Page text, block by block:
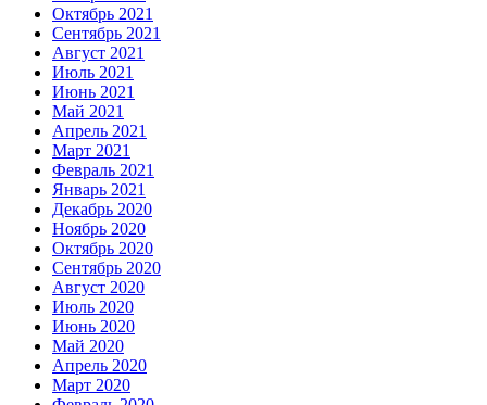
Октябрь 2021
Сентябрь 2021
Август 2021
Июль 2021
Июнь 2021
Май 2021
Апрель 2021
Март 2021
Февраль 2021
Январь 2021
Декабрь 2020
Ноябрь 2020
Октябрь 2020
Сентябрь 2020
Август 2020
Июль 2020
Июнь 2020
Май 2020
Апрель 2020
Март 2020